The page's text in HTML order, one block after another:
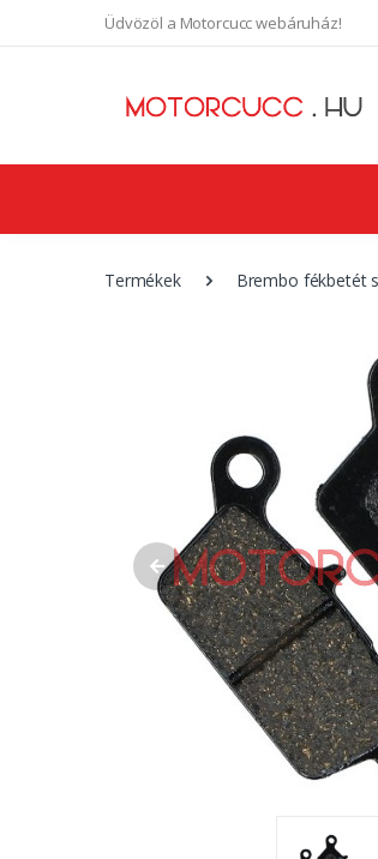
Üdvözöl a Motorcucc webáruház!
Termékek Brembo fékbetét